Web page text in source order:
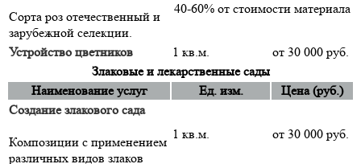
Сорта роз отечественный и
зарубежной селекции.
40-60% от стоимости материала
Устройство цветников 1 кв.м.
от 30 000 руб.
Злаковые и лекарственные сады
Наименование услуг
Ед. изм.
Цена (руб.)
Создание злакового сада
Композиции с применением
различных видов злаков
1 кв.м. от 30 000 руб.